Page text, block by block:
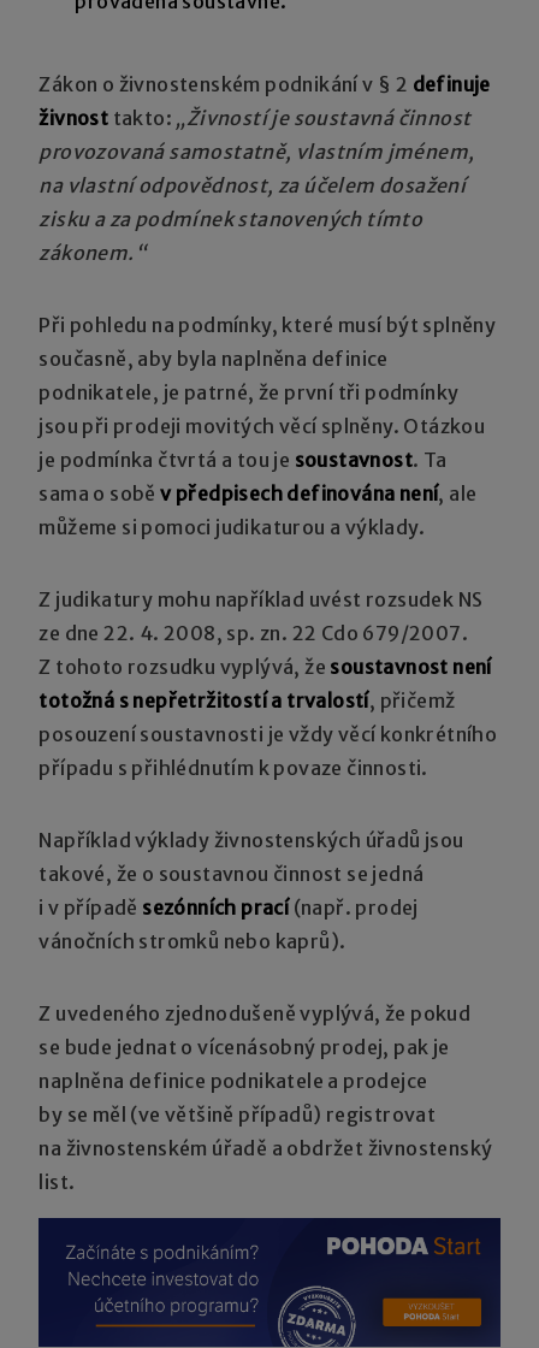
Zákon o živnostenském podnikání v § 2 definuje
živnost takto: „Živností je soustavná činnost
provozovaná samostatně, vlastním jménem,
na vlastní odpovědnost, za účelem dosažení
zisku a za podmínek stanovených tímto
zákonem.“
Při pohledu na podmínky, které musí být splněny
současně, aby byla naplněna definice
podnikatele, je patrné, že první tři podmínky
jsou při prodeji movitých věcí splněny. Otázkou
je podmínka čtvrtá a tou je soustavnost. Ta
sama o soběv předpisech definována není, ale
můžeme si pomoci judikaturou a výklady.
Z judikatury mohu například uvést rozsudek NS
ze dne 22. 4. 2008, sp. zn. 22 Cdo 679/2007.
Z tohoto rozsudku vyplývá, že soustavnost není
totožná s nepřetržitostí a trvalostí, přičemž
posouzení soustavnosti je vždy věcí konkrétního
případu s přihlédnutím k povaze činnosti.
Například výklady živnostenských úřadů jsou
takové, že o soustavnou činnost se jedná
i v případě sezónních prací(např. prodej
vánočních stromků nebo kaprů).
Z uvedeného zjednodušeně vyplývá, že pokud
se bude jednat o vícenásobný prodej, pak je
naplněna definice podnikatele a prodejce
by se měl (ve většině případů) registrovat
na živnostenském úřadě a obdržet živnostenský
list.